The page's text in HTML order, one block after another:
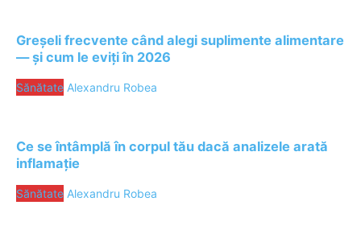
Greșeli frecvente când alegi suplimente alimentare
— și cum le eviți în 2026
Sănătate Alexandru Robea
Ce se întâmplă în corpul tău dacă analizele arată
inflamație
Sănătate Alexandru Robea